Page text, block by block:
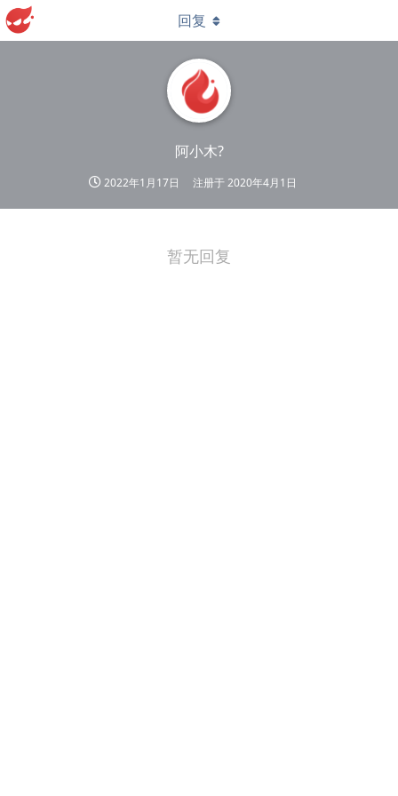
阿小木?
2022年1月17日 注册于2020年4月1日
回复
暂无回复